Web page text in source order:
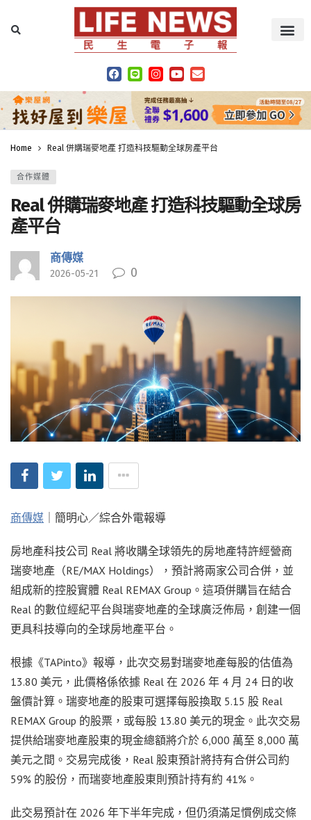
Home Real 併購瑞麥地產 打造科技驅動全球房產平台
合作媒體
Real 併購瑞麥地產 打造科技驅動全球房
產平台
商傳媒
2026-05-21 0
商傳媒 ｜簡明心／綜合外電報導
房地產科技公司 Real 將收購全球領先的房地產特許經營商
瑞麥地產（RE/MAX Holdings），預計將兩家公司合併，並
組成新的控股實體 Real REMAX Group。這項併購旨在結合
Real 的數位經紀平台與瑞麥地產的全球廣泛佈局，創建一個
更具科技導向的全球房地產平台。
根據《TAPinto》報導，此次交易對瑞麥地產每股的估值為
13.80 美元，此價格係依據 Real 在 2026 年 4 月 24 日的收
盤價計算。瑞麥地產的股東可選擇每股換取 5.15 股 Real
REMAX Group 的股票，或每股 13.80 美元的現金。此次交易
提供給瑞麥地產股東的現金總額將介於 6,000 萬至 8,000 萬
美元之間。交易完成後，Real 股東預計將持有合併公司約
59% 的股份，而瑞麥地產股東則預計持有約 41%。
此交易預計在 2026 年下半年完成，但仍須滿足慣例成交條